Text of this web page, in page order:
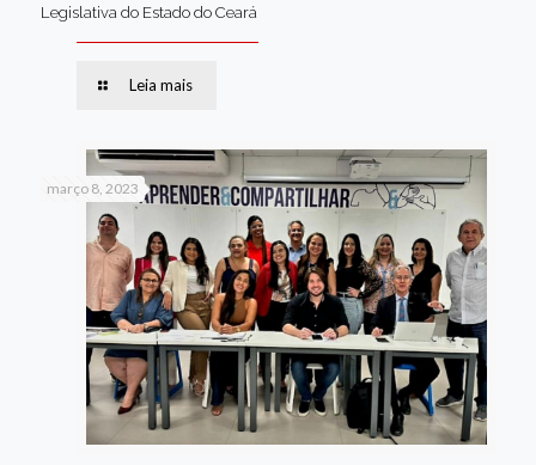
Legislativa do Estado do Ceará
Leia mais
março 8, 2023